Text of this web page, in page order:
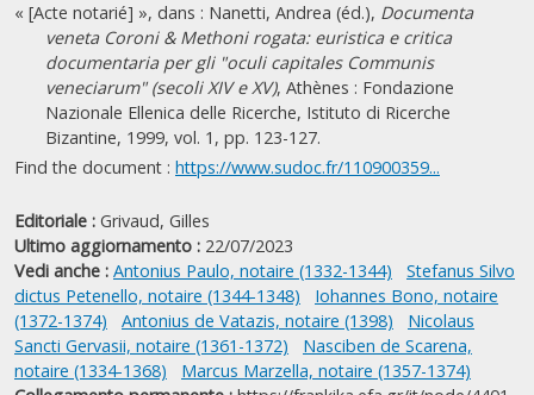
« [Acte notarié] », dans : Nanetti, Andrea (éd.), Documenta
veneta Coroni & Methoni rogata: euristica e critica
documentaria per gli "oculi capitales Communis
veneciarum" (secoli XIV e XV), Athènes : Fondazione
Nazionale Ellenica delle Ricerche, Istituto di Ricerche
Bizantine, 1999, vol. 1, pp. 123-127.
Find the document : https://www.sudoc.fr/110900359...
Editoriale : Grivaud, Gilles
Ultimo aggiornamento : 22/07/2023
Vedi anche : Antonius Paulo, notaire (1332-1344)
Stefanus Silvo
dictus Petenello, notaire (1344-1348)
Iohannes Bono, notaire
(1372-1374)
Antonius de Vatazis, notaire (1398)
Nicolaus
Sancti Gervasii, notaire (1361-1372)
Nasciben de Scarena,
notaire (1334-1368)
Marcus Marzella, notaire (1357-1374)